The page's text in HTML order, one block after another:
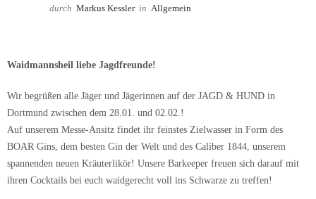
durch Markus Kessler in Allgemein
Waidmannsheil liebe Jagdfreunde!
Wir begrüßen alle Jäger und Jägerinnen auf der JAGD & HUND in
Dortmund zwischen dem 28.01. und 02.02.!
Auf unserem Messe-Ansitz findet ihr feinstes Zielwasser in Form des
BOAR Gins, dem besten Gin der Welt und des Caliber 1844, unserem
spannenden neuen Kräuterlikör! Unsere Barkeeper freuen sich darauf mit
ihren Cocktails bei euch waidgerecht voll ins Schwarze zu treffen!